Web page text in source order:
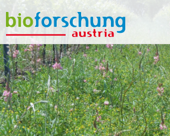
Wonach suchen Sie?